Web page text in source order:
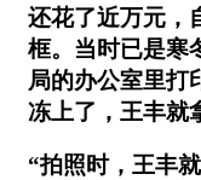
还花了近万元，
框。当时已是寒
局的办公室里打
冻上了，王丰
“拍照时，王丰